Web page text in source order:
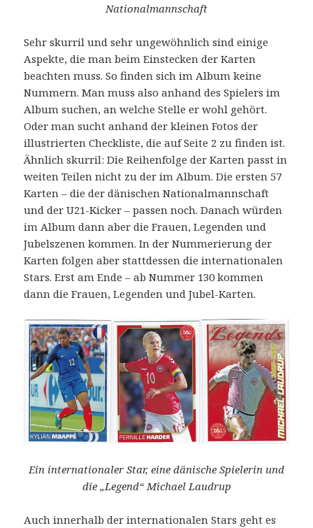
Nationalmannschaft
Sehr skurril und sehr ungewöhnlich sind einige
Aspekte, die man beim Einstecken der Karten
beachten muss. So finden sich im Album keine
Nummern. Man muss also anhand des Spielers im
Album suchen, an welche Stelle er wohl gehört.
Oder man sucht anhand der kleinen Fotos der
illustrierten Checkliste, die auf Seite 2 zu finden ist.
Ähnlich skurril: Die Reihenfolge der Karten passt in
weiten Teilen nicht zu der im Album. Die ersten 57
Karten – die der dänischen Nationalmannschaft
und der U21-Kicker – passen noch. Danach würden
im Album dann aber die Frauen, Legenden und
Jubelszenen kommen. In der Nummerierung der
Karten folgen aber stattdessen die internationalen
Stars. Erst am Ende – ab Nummer 130 kommen
dann die Frauen, Legenden und Jubel-Karten.
Ein internationaler Star, eine dänische Spielerin und
die „Legend“ Michael Laudrup
Auch innerhalb der internationalen Stars geht es